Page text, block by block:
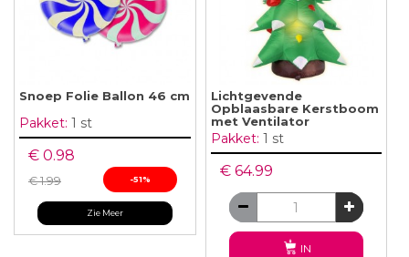
Snoep Folie Ballon 46 cm
Pakket: 1 st
€ 0.98
€ 1.99 -51%
Zie Meer
Lichtgevende
Opblaasbare Kerstboom
met Ventilator
Pakket: 1 st
€ 64.99
IN